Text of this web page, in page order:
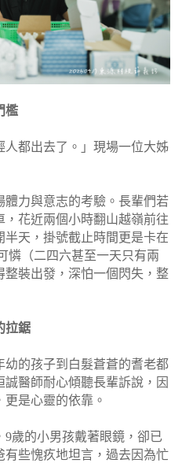
檻
人都出去了。」現場一位大姊
力與意志的考驗。長輩們若
花近兩個小時翻山越嶺前往
天，掛號截止時間更是卡在
憐（二四六甚至一天只有兩
裝出發，深怕一個閃失，整
拉鋸
的孩子到白髮蒼蒼的耆老都
醫師耐心傾聽長輩訴說，因
是心靈的依靠。
歲的小男孩戴著眼鏡，卻已
些愧疚地坦言，過去因為忙